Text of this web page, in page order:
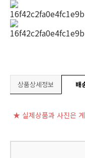
상품상세정보 배
★ 실제상품과 사진은